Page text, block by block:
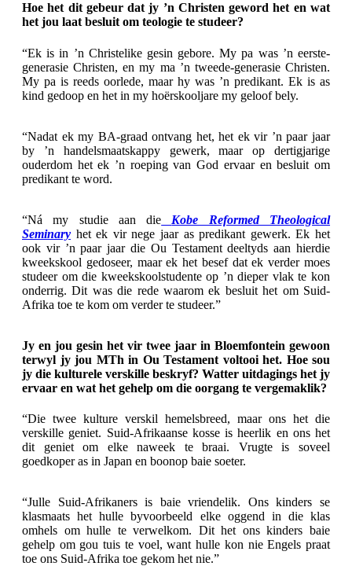
Hoe het dit gebeur dat jy ’n Christen geword het en wat
het jou laat besluit om teologie te studeer?
“Ek is in ’n Christelike gesin gebore. My pa was ’n eerste-
generasie Christen, en my ma ’n tweede-generasie Christen.
My pa is reeds oorlede, maar hy was ’n predikant. Ek is as
kind gedoop en het in my hoërskooljare my geloof bely.
“Nadat ek my BA-graad ontvang het, het ek vir ’n paar jaar
by ’n handelsmaatskappy gewerk, maar op dertigjarige
ouderdom het ek ’n roeping van God ervaar en besluit om
predikant te word.
“Ná my studie aan die
Kobe Reformed Theological
Seminary het ek vir nege jaar as predikant gewerk. Ek het
ook vir ’n paar jaar die Ou Testament deeltyds aan hierdie
kweekskool gedoseer, maar ek het besef dat ek verder moes
studeer om die kweekskoolstudente op ’n dieper vlak te kon
onderrig. Dit was die rede waarom ek besluit het om Suid-
Afrika toe te kom om verder te studeer.”
Jy en jou gesin het vir twee jaar in Bloemfontein gewoon
terwyl jy jou MTh in Ou Testament voltooi het. Hoe sou
jy die kulturele verskille beskryf? Watter uitdagings het jy
ervaar en wat het gehelp om die oorgang te vergemaklik?
“Die twee kulture verskil hemelsbreed, maar ons het die
verskille geniet. Suid-Afrikaanse kosse is heerlik en ons het
dit geniet om elke naweek te braai. Vrugte is soveel
goedkoper as in Japan en boonop baie soeter.
“Julle Suid-Afrikaners is baie vriendelik. Ons kinders se
klasmaats het hulle byvoorbeeld elke oggend in die klas
omhels om hulle te verwelkom. Dit het ons kinders baie
gehelp om gou tuis te voel, want hulle kon nie Engels praat
toe ons Suid-Afrika toe gekom het nie.”